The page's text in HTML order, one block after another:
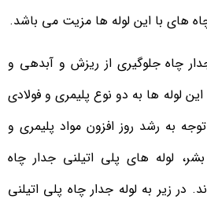
های با این لوله ها مزیت می باشد.
چاه جلوگیری از ریزش و آبدهی و
لوله ها به دو نوع پلیمری و فولادی
به رشد روز افزون مواد پلیمری و
لوله های پلی اتیلنی جدار چاه
در زیر به لوله جدار چاه پلی اتیلنی